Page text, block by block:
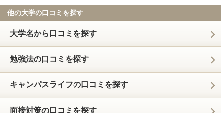
他の大学の口コミを探す
大学名から口コミを探す
勉強法の口コミを探す
キャンパスライフの口コミを探す
面接対策の口コミを探す